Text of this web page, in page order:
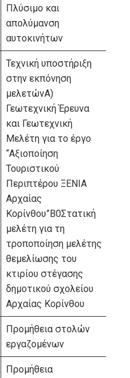
Πλύσιμο και
απολύμανση
αυτοκινήτων
Τεχνική υποστήριξη
στην εκπόνηση
μελετώνΑ)
Γεωτεχνική Έρευνα
και Γεωτεχνική
Μελέτη για το έργο
“Αξιοποίηση
Τουριστικού
Περιπτέρου ΞΕΝΙΑ
Αρχαίας
Κορίνθου”Β0Στατική
μελέτη για τη
τροποποίηση μελέτης
θεμελίωσης του
κτιρίου στέγασης
δημοτικού σχολείου
Αρχαίας Κορίνθου
Προμήθεια στολών
εργαζομένων
Προμήθεια